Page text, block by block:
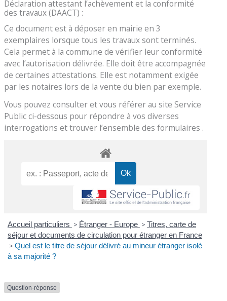
Déclaration attestant l’achèvement et la conformité
des travaux (DAACT) :
Ce document est à déposer en mairie en 3
exemplaires lorsque tous les travaux sont terminés.
Cela permet à la commune de vérifier leur conformité
avec l’autorisation délivrée. Elle doit être accompagnée
de certaines attestations. Elle est notamment exigée
par les notaires lors de la vente du bien par exemple.
Vous pouvez consulter et vous référer au site Service
Public ci-dessous pour répondre à vos diverses
interrogations et trouver l’ensemble des formulaires .
Accueil particuliers > Étranger - Europe > Titres, carte de
séjour et documents de circulation pour étranger en France
> Quel est le titre de séjour délivré au mineur étranger isolé
à sa majorité ?
Question-réponse